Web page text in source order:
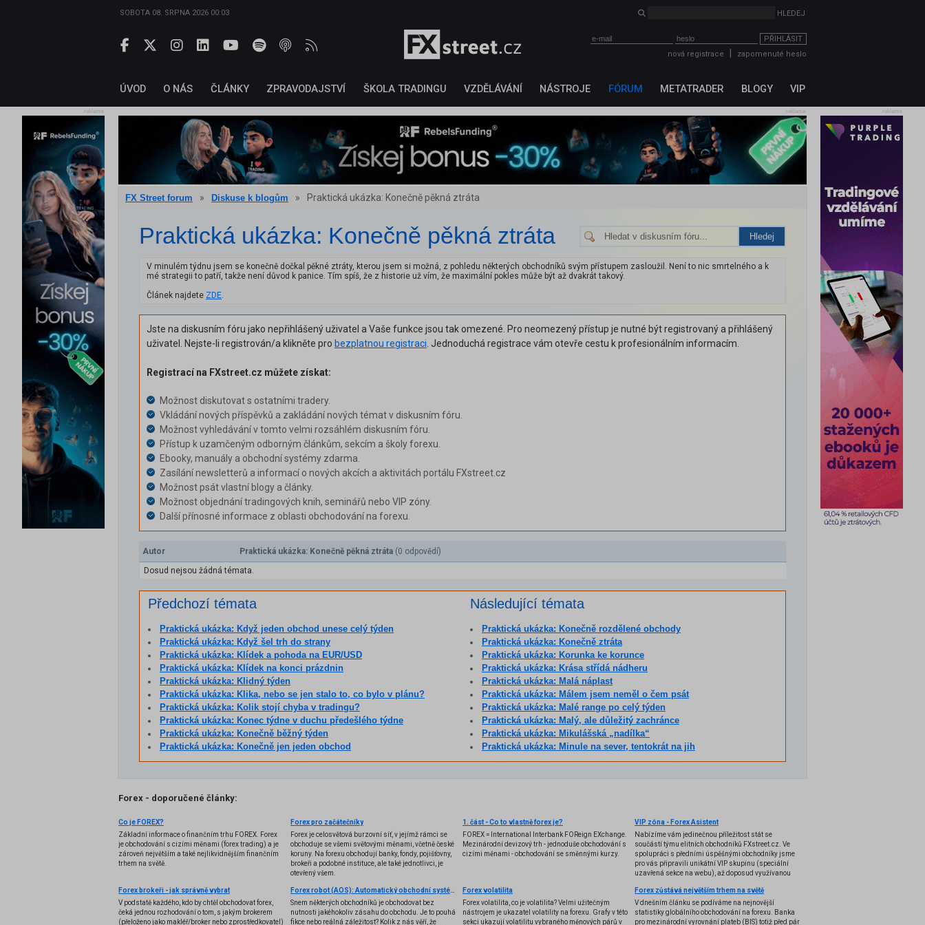
SOBOTA 08. SRPNA 2026 00:03
PŘIHLÁSIT
nová registrace
zapomenuté heslo
ÚVOD O NÁS ČLÁNKY ZPRAVODAJSTVÍ ŠKOLA TRADINGU VZDĚLÁVÁNÍ NÁSTROJE FÓRUM METATRADER BLOGY VIP
reklama reklama
reklama
FX Street forum » Diskuse k blogům » Praktická ukázka: Konečně pěkná ztráta
Hledej
Praktická ukázka: Konečně pěkná ztráta
V minulém týdnu jsem se konečně dočkal pěkné ztráty, kterou jsem si možná, z pohledu některých obchodníků svým přístupem zasloužil. Není to nic smrtelného a k
mé strategii to patří, takže není důvod k panice. Tím spíš, že z historie už vím, že maximální pokles může být až dvakrát takový.
Článek najdete ZDE.
Jste na diskusním fóru jako nepřihlášený uživatel a Vaše funkce jsou tak omezené. Pro neomezený přístup je nutné být registrovaný a přihlášený
uživatel. Nejste-li registrován/a klikněte pro bezplatnou registraci. Jednoduchá registrace vám otevře cestu k profesionálním informacím.
Registrací na FXstreet.cz můžete získat:
Možnost diskutovat s ostatními tradery.
Vkládání nových příspěvků a zakládání nových témat v diskusním fóru.
Možnost vyhledávání v tomto velmi rozsáhlém diskusním fóru.
Přístup k uzamčeným odborným článkům, sekcím a školy forexu.
Ebooky, manuály a obchodní systémy zdarma.
Zasílání newsletterů a informací o nových akcích a aktivitách portálu FXstreet.cz
Možnost psát vlastní blogy a články.
Možnost objednání tradingových knih, seminářů nebo VIP zóny.
Další přínosné informace z oblasti obchodování na forexu.
Autor Praktická ukázka: Konečně pěkná ztráta (0 odpovědí)
Dosud nejsou žádná témata.
Předchozí témata
Praktická ukázka: Když jeden obchod unese celý týden
Praktická ukázka: Když šel trh do strany
Praktická ukázka: Klídek a pohoda na EUR/USD
Praktická ukázka: Klídek na konci prázdnin
Praktická ukázka: Klidný týden
Praktická ukázka: Klika, nebo se jen stalo to, co bylo v plánu?
Praktická ukázka: Kolik stojí chyba v tradingu?
Praktická ukázka: Konec týdne v duchu předešlého týdne
Praktická ukázka: Konečně běžný týden
Praktická ukázka: Konečně jen jeden obchod
Následující témata
Praktická ukázka: Konečně rozdělené obchody
Praktická ukázka: Konečně ztráta
Praktická ukázka: Korunka ke korunce
Praktická ukázka: Krása střídá nádheru
Praktická ukázka: Malá náplast
Praktická ukázka: Málem jsem neměl o čem psát
Praktická ukázka: Malé range po celý týden
Praktická ukázka: Malý, ale důležitý zachránce
Praktická ukázka: Mikulášská „nadílka“
Praktická ukázka: Minule na sever, tentokrát na jih
Forex - doporučené články:
Co je FOREX?
Základní informace o finančním trhu FOREX. Forex
je obchodování s cizími měnami (forex trading) a je
zároveň největším a také nejlikvidnějším finančním
trhem na světě.
Forex pro začátečníky
Forex je celosvětová burzovní síť, v jejímž rámci se
obchoduje se všemi světovými měnami, včetně české
koruny. Na forexu obchodují banky, fondy, pojišťovny,
brokeři a podobné instituce, ale také jednotlivci, je
otevřený všem.
1. část - Co to vlastně forex je?
FOREX = International Interbank FOReign EXchange.
Mezinárodní devizový trh - jednoduše obchodování s
cizími měnami - obchodování se směnnými kurzy.
VIP zóna - Forex Asistent
Nabízíme vám jedinečnou příležitost stát se
součástí týmu elitních obchodníků FXstreet.cz. Ve
spolupráci s předními úspěšnými obchodníky jsme
pro vás připravili unikátní VIP skupinu (speciální
uzavřená sekce na webu), až doposud využívanou
exkluzivní VIP indikátory, doposud úspěšně
používané pouze k soukromým účelům. Nyní se vám
otevírá možnost stát se součástí této VIP skupiny,
díky které získáte jedinečné know-how pro
Forex brokeři - jak správně vybrat
V podstatě každého, kdo by chtěl obchodovat forex,
čeká jednou rozhodování o tom, s jakým brokerem
(přeloženo jako makléř/broker nebo zprostředkovatel)
Forex robot (AOS): Automatický obchodní systém
Snem některých obchodníků je obchodovat bez
nutnosti jakéhokoliv zásahu do obchodu. Je to pouhá
fikce nebo reálná záležitost? Kolik z nás věří, že
Forex volatilita
Forex volatilita, co je volatilita? Velmi užitečným
nástrojem je ukazatel volatility na forexu. Grafy v této
sekci ukazují volatilitu vybraného měnových párů v
Forex zůstává největším trhem na světě
V dnešním článku se podíváme na nejnovější
statistiky globálního obchodování na forexu. Banka
pro mezinárodní vyrovnání plateb (BIS) totiž před pár